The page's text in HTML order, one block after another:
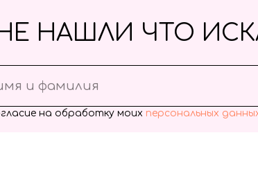
на обработку моих персональных
НАШЛИ ЧТО